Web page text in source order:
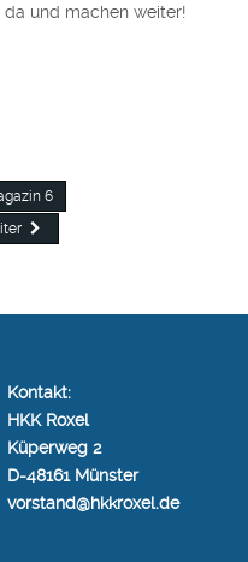
und machen weiter!
6
Kontakt:
HKK Roxel
Küperweg 2
D-48161 Münster
vorstand@hkkroxel.de